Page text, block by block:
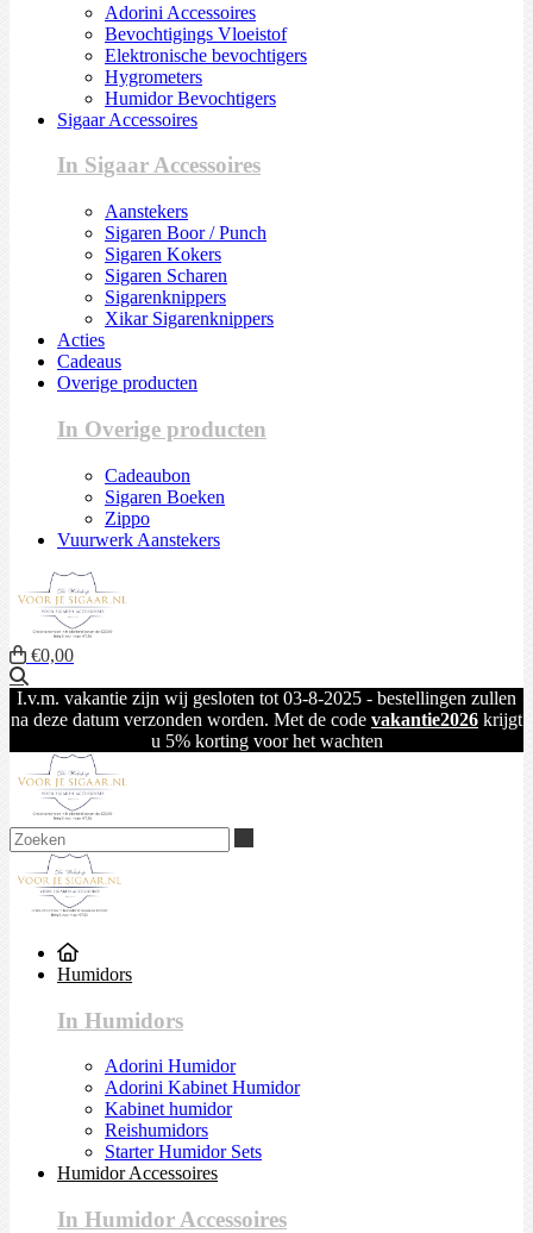
Adorini Accessoires
Bevochtigings Vloeistof
Elektronische bevochtigers
Hygrometers
Humidor Bevochtigers
Sigaar Accessoires
In Sigaar Accessoires
Aanstekers
Sigaren Boor / Punch
Sigaren Kokers
Sigaren Scharen
Sigarenknippers
Xikar Sigarenknippers
Acties
Cadeaus
Overige producten
In Overige producten
Cadeaubon
Sigaren Boeken
Zippo
Vuurwerk Aanstekers
€0,00
I.v.m. vakantie zijn wij gesloten tot 03-8-2025 - bestellingen zullen
na deze datum verzonden worden. Met de code vakantie2026 krijgt
u 5% korting voor het wachten
Humidors
In Humidors
Adorini Humidor
Adorini Kabinet Humidor
Kabinet humidor
Reishumidors
Starter Humidor Sets
Humidor Accessoires
In Humidor Accessoires